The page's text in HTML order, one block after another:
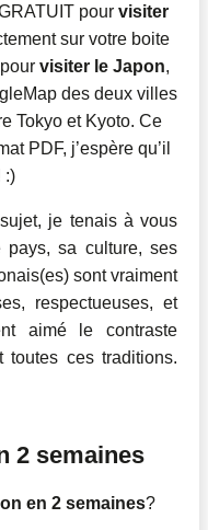
pour visiter
sur votre boite
visiter le Japon,
des deux villes
Tokyo et Kyoto. Ce
PDF, j’espère qu’il
:)
je tenais à vous
pays, sa culture, ses
sont vraiment
respectueuses, et
aimé le contraste
toutes ces traditions.
2 semaines
en 2 semaines?